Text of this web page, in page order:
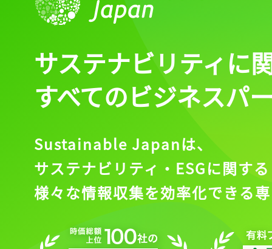
サステナビリティに
すべてのビジネスパ
Sustainable Japanは、
サステナビリティ・ESGに関する
様々な情報収集を効率化できる